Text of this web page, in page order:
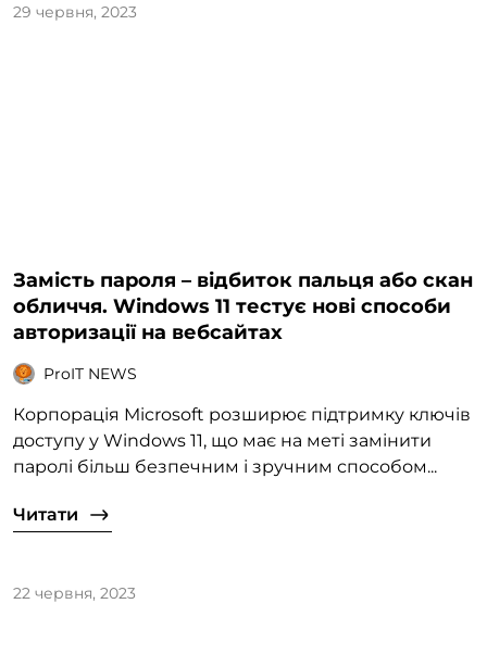
29 червня, 2023
Замість пароля – відбиток пальця або скан
обличчя. Windows 11 тестує нові способи
авторизації на вебсайтах
ProIT NEWS
Корпорація Microsoft розширює підтримку ключів
доступу у Windows 11, що має на меті замінити
паролі більш безпечним і зручним способом...
Читати
22 червня, 2023